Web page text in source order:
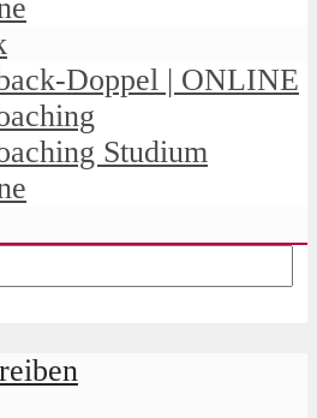
Doppel | ONLINE
Studium